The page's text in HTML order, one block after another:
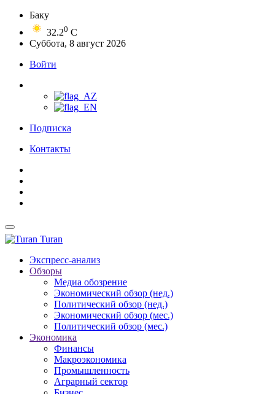
Баку
32.20 C
Суббота, 8 август 2026
Войти
Подписка
Контакты
Turan
Экспресс-анализ
Обзоры
Медиа обозрение
Экономический обзор (нед.)
Политический обзор (нед.)
Экономический обзор (мес.)
Политический обзор (мес.)
Экономика
Финансы
Макроэкономика
Промышленность
Аграрный сектор